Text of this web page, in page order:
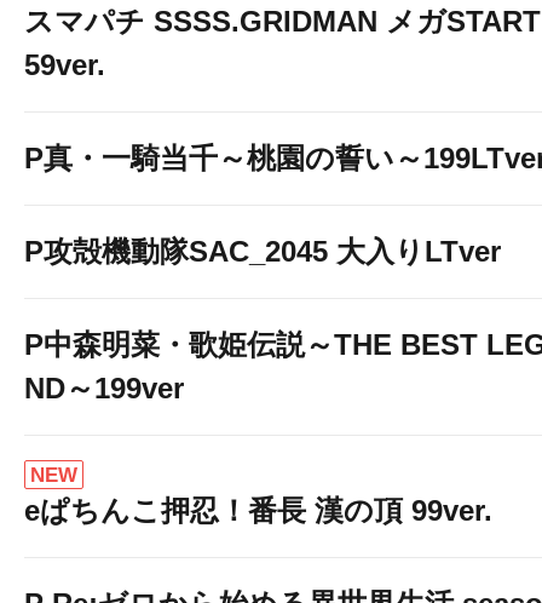
スマパチ SSSS.GRIDMAN メガ
59ver.
P真・一騎当千～桃園の誓い～
P攻殻機動隊SAC_2045 大入りLTver
P中森明菜・歌姫伝説～THE BEST
ND～199ver
NEW
eぱちんこ押忍！番長 漢の頂 99ver.